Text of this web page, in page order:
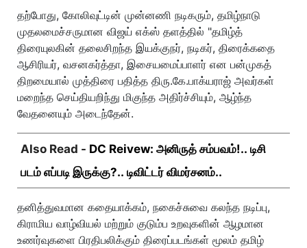
தற்போது, கோலிவுட்டின் முன்னணி நடிகரும், தமிழ்நாடு
முதலமைச்சருமான விஜய் எக்ஸ் தளத்தில் "தமிழ்த்
திரையுலகின் தலைசிறந்த இயக்குநர், நடிகர், திரைக்கதை
ஆசிரியர், வசனகர்த்தா, இசையமைப்பாளர் என பன்முகத்
திறமையால் முத்திரை பதித்த திரு.கே.பாக்யராஜ் அவர்கள்
மறைந்த செய்தியறிந்து மிகுந்த அதிர்ச்சியும், ஆழ்ந்த
வேதனையும் அடைந்தேன்.
Also Read - DC Reivew: அனிருத் சம்பவம்!.. டிசி
படம் எப்படி இருக்கு?.. டிவிட்டர் விமர்சனம்..
தனித்துவமான கதையாக்கம், நகைச்சுவை கலந்த நடிப்பு,
கிராமிய வாழ்வியல் மற்றும் குடும்ப உறவுகளின் ஆழமான
உணர்வுகளை பிரதிபலிக்கும் திரைப்படங்கள் மூலம் தமிழ்